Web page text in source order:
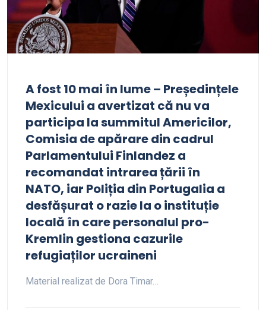
A fost 10 mai în lume – Președințele
Mexicului a avertizat că nu va
participa la summitul Americilor,
Comisia de apărare din cadrul
Parlamentului Finlandez a
recomandat intrarea țării în
NATO, iar Poliția din Portugalia a
desfășurat o razie la o instituție
locală în care personalul pro-
Kremlin gestiona cazurile
refugiaților ucraineni
Material realizat de Dora Timar…